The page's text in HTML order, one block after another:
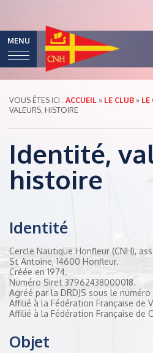
MENU
VOUS ÊTES ICI : ACCUEIL » LE CLUB » LE
VALEURS, HISTOIRE
Identité,
histoire
Identité
Cercle Nautique Honfleur (CNH),
St Antoine, 14600 Honfleur.
Créée en 1974.
Numéro Siret 37962438000018.
Agréé par la DRDJS sous le numéro
Affilié à la Fédération Française de
Affilié à la Fédération Française de
Objet